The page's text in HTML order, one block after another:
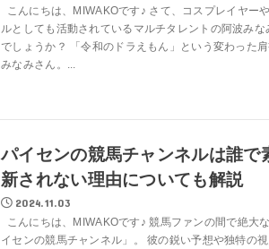
こんにちは、MIWAKOです♪ さて、コスプレイヤー
ルとしても活動されているマルチタレントの阿波みな
でしょうか？ 「令和のドラえもん」という変わった
みなみさん。...
パイセンの競馬チャンネルは誰で
新されない理由についても解説
2024.11.03
こんにちは、MIWAKOです♪ 競馬ファンの間で絶大
イセンの競馬チャンネル」。 彼の鋭い予想や独特の